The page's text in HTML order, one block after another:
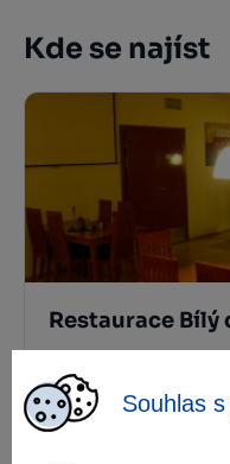
Souhlas
Kde se najíst
Restaurace Bílý
Moravské